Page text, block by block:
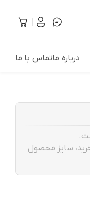
درباره ماتماس با ما
سایز محصول